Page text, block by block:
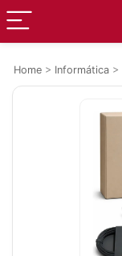
Home > Informática >